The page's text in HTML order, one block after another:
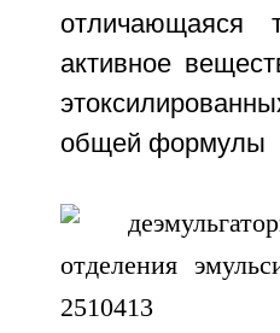
отличающаяся
активное
общей формулы